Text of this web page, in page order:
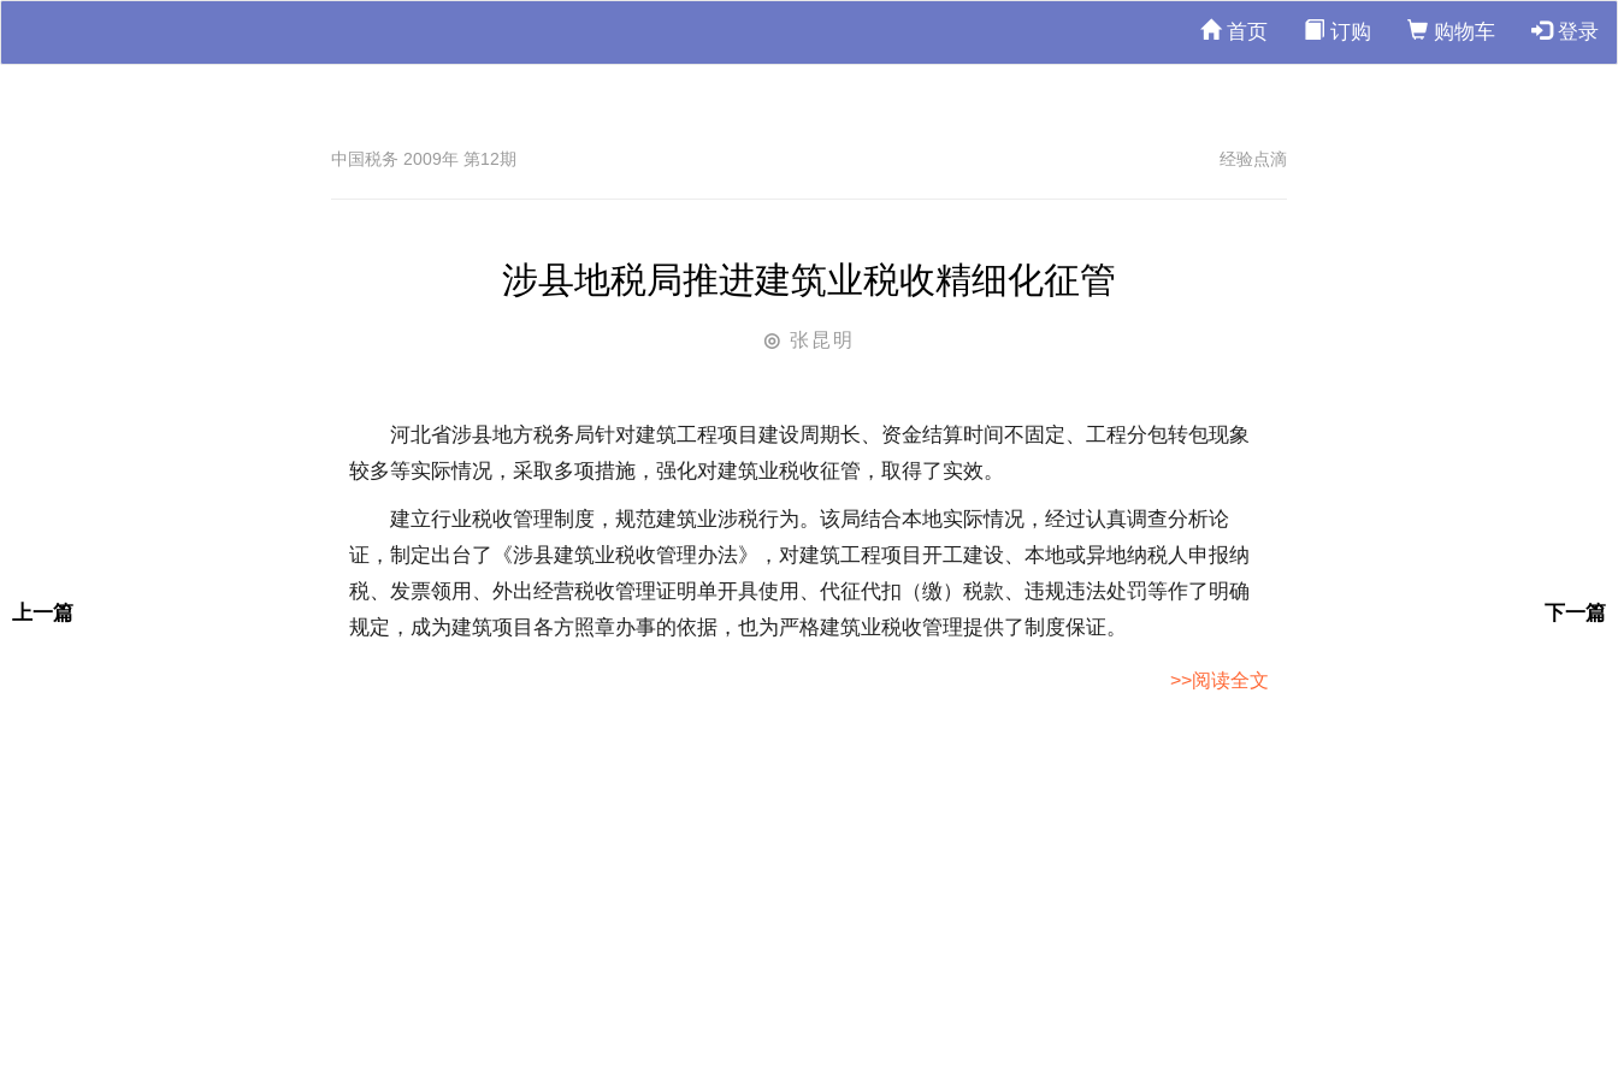
首页 订购 购物车 登录
中国税务 2009年 第12期 经验点滴
涉县地税局推进建筑业税收精细化征管
◎ 张昆明
上一篇 下一篇
河北省涉县地方税务局针对建筑工程项目建设周期长、资金结算时间不固定、工程分包转包现象
较多等实际情况，采取多项措施，强化对建筑业税收征管，取得了实效。
建立行业税收管理制度，规范建筑业涉税行为。 该局结合本地实际情况，经过认真调查分析论
证，制定出台了《涉县建筑业税收管理办法》，对建筑工程项目开工建设、本地或异地纳税人申报纳
税、发票领用、外出经营税收管理证明单开具使用、代征代扣（缴）税款、违规违法处罚等作了明确
规定，成为建筑项目各方照章办事的依据，也为严格建筑业税收管理提供了制度保证。
>>阅读全文